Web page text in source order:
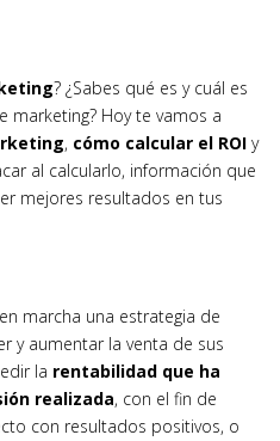
? ¿Sabes qué es y cuál es
marketing? Hoy te vamos a
, cómo calcular el ROI y
al calcularlo, información que
mejores resultados en tus
marcha una estrategia de
y aumentar la venta de sus
la rentabilidad que ha
realizada, con el fin de
con resultados positivos, o